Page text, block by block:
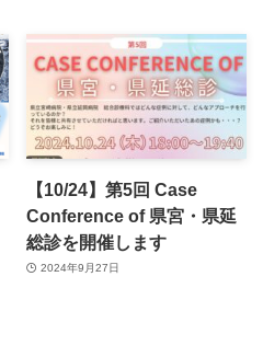
【10/24】第5回 Case
Conference of 県宮・県延
総診を開催します
2024年9月27日